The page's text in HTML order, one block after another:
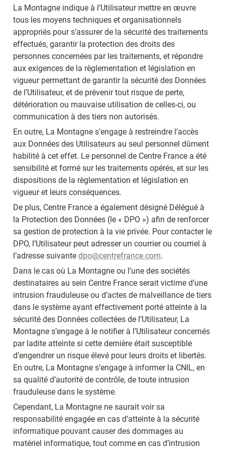
La Montagne indique à l’Utilisateur mettre en œuvre
tous les moyens techniques et organisationnels
appropriés pour s’assurer de la sécurité des traitements
effectués, garantir la protection des droits des
personnes concernées par les traitements, et répondre
aux exigences de la règlementation et législation en
vigueur permettant de garantir la sécurité des Données
de l’Utilisateur, et de prévenir tout risque de perte,
détérioration ou mauvaise utilisation de celles-ci, ou
communication à des tiers non autorisés.
En outre, La Montagne s’engage à restreindre l’accès
aux Données des Utilisateurs au seul personnel dûment
habilité à cet effet. Le personnel de Centre France a été
sensibilité et formé sur les traitements opérés, et sur les
dispositions de la règlementation et législation en
vigueur et leurs conséquences.
De plus, Centre France a également désigné Délégué à
la Protection des Données (le « DPO ») afin de renforcer
sa gestion de protection à la vie privée. Pour contacter le
DPO, l’Utilisateur peut adresser un courrier ou courriel à
l’adresse suivante dpo@centrefrance.com.
Dans le cas où La Montagne ou l’une des sociétés
destinataires au sein Centre France serait victime d’une
intrusion frauduleuse ou d’actes de malveillance de tiers
dans le système ayant effectivement porté atteinte à la
sécurité des Données collectées de l’Utilisateur, La
Montagne s’engage à le notifier à l’Utilisateur concernés
par ladite atteinte si cette dernière était susceptible
d’engendrer un risque élevé pour leurs droits et libertés.
En outre, La Montagne s’engage à informer la CNIL, en
sa qualité d’autorité de contrôle, de toute intrusion
frauduleuse dans le système.
Cependant, La Montagne ne saurait voir sa
responsabilité engagée en cas d’atteinte à la sécurité
informatique pouvant causer des dommages au
matériel informatique, tout comme en cas d’intrusion